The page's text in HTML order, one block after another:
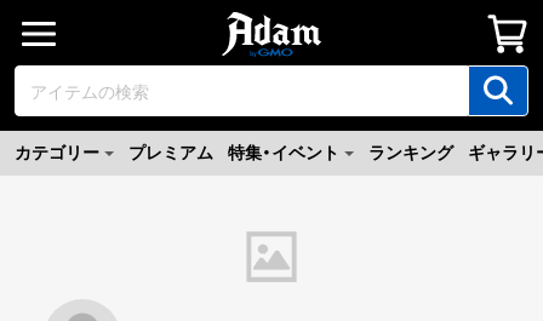
カテゴリー プレミアム 特集・イベント ランキング ギャラリ